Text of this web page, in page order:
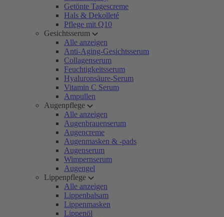
Getönte Tagescreme
Hals & Dekolleté
Pflege mit Q10
Gesichtsserum
Alle anzeigen
Anti-Aging-Gesichtsserum
Collagenserum
Feuchtigkeitsserum
Hyaluronsäure-Serum
Vitamin C Serum
Ampullen
Augenpflege
Alle anzeigen
Augenbrauenserum
Augencreme
Augenmasken & -pads
Augenserum
Wimpernserum
Augengel
Lippenpflege
Alle anzeigen
Lippenbalsam
Lippenmasken
Lippenöl